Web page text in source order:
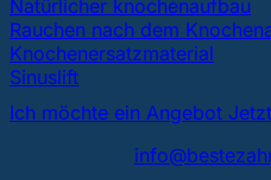
Natürlicher knochenaufbau
Rauchen nach dem
Knochenersatzmaterial
Sinuslift
Ich möchte ein Angebot Jetzt